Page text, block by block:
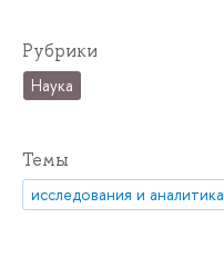
Рубрики
Наука
Темы
исследования и аналитика